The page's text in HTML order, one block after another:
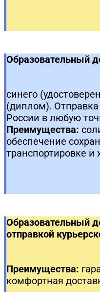
Образовательный
синего
(диплом).
России в любую
Преимущества:
обеспечение
транспортировке и
Образовательный
отправкой
Преимущества:
комфортная